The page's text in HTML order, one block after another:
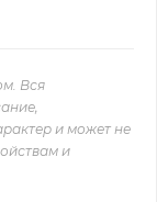
Вся
и может не
и